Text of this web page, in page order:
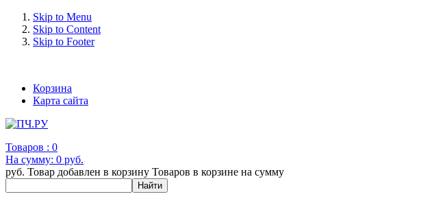
Skip to Menu
Skip to Content
Skip to Footer
Корзина
Карта сайта
Товаров : 0
На сумму: 0 руб.
руб. Товар добавлен в корзину Товаров в корзине на сумму